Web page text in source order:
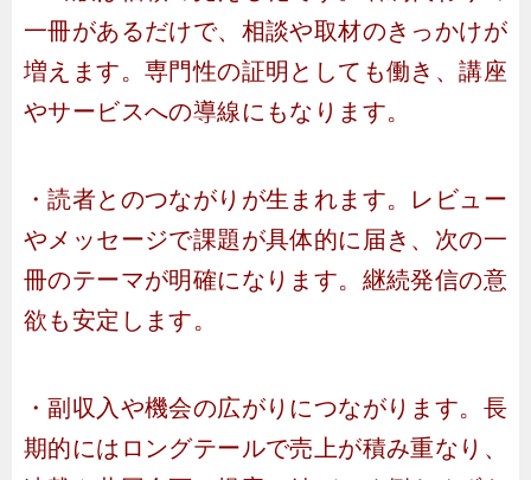
一冊があるだけで、相談や取材のきっかけが
増えます。専門性の証明としても働き、講座
やサービスへの導線にもなります。
・読者とのつながりが生まれます。レビュー
やメッセージで課題が具体的に届き、次の一
冊のテーマが明確になります。継続発信の意
欲も安定します。
・副収入や機会の広がりにつながります。長
期的にはロングテールで売上が積み重なり、